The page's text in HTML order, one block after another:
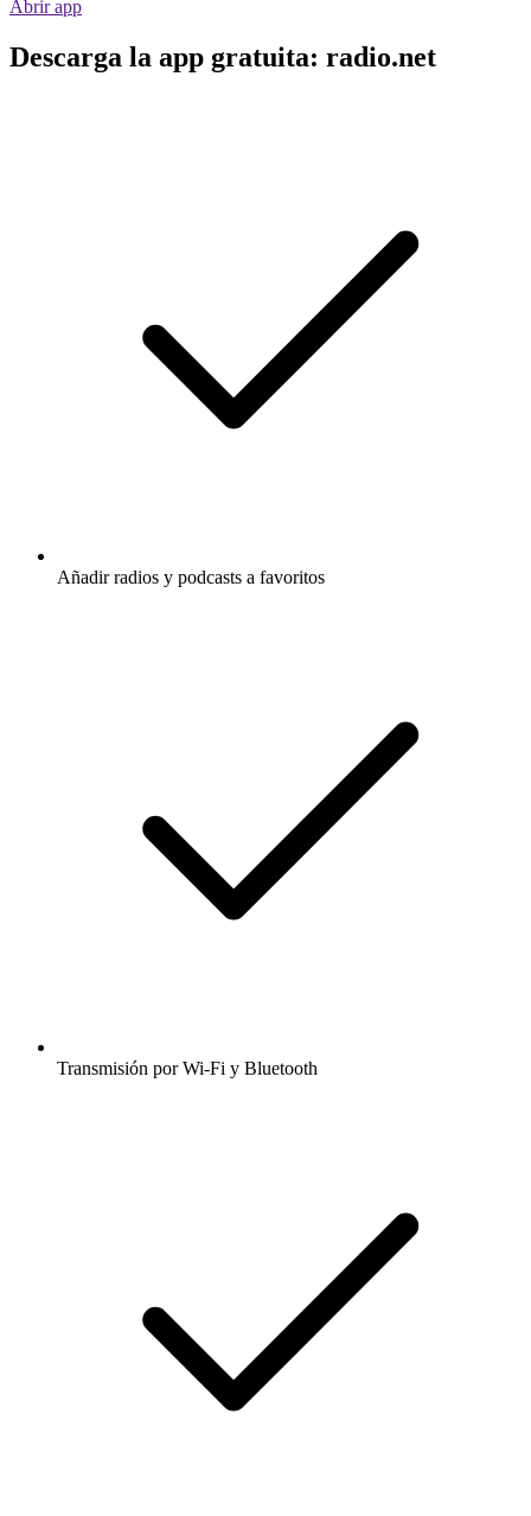
Abrir app
Descarga la app gratuita: radio.net
Añadir radios y podcasts a favoritos
Transmisión por Wi-Fi y Bluetooth